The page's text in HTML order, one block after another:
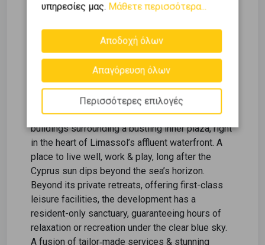
m2 Covered Internal / m2 Covered Terraces / m2
Common Area / m2 Total Covered Area / m2
Uncovered Terraces / Parking / Indoor & Outdoor
Pool / Spa / Gym THE PROJECT This project is
high living in every sense – landmark beachfront
buildings surrounding a bustling inner plaza, right
in the heart of Limassol’s affluent waterfront. A
place to live well, work & play, long after the
Cyprus sun dips beyond the sea’s horizon.
Beyond its private retreats, offering first-class
leisure facilities, the development has a
resident-only sanctuary, guaranteeing hours of
relaxation or recreation under the clear blue sky.
A fusion of tailor‑made services & stunning
υπηρεσίες μας. Μάθετε περισσότερα...
Αποδοχή όλων
Απαγόρευση όλων
Περισσότερες επιλογές